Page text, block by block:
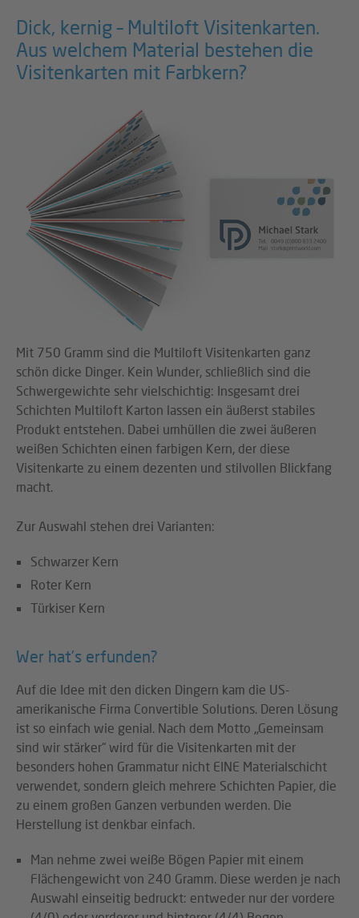
Dick, kernig – Multiloft Visitenkarten.
Aus welchem Material bestehen die
Visitenkarten mit Farbkern?
Mit 750 Gramm sind die Multiloft Visitenkarten ganz
schön dicke Dinger. Kein Wunder, schließlich sind die
Schwergewichte sehr vielschichtig: Insgesamt drei
Schichten Multiloft Karton lassen ein äußerst stabiles
Produkt entstehen. Dabei umhüllen die zwei äußeren
weißen Schichten einen farbigen Kern, der diese
Visitenkarte zu einem dezenten und stilvollen Blickfang
macht.
Zur Auswahl stehen drei Varianten:
Schwarzer Kern
Roter Kern
Türkiser Kern
Wer hat’s erfunden?
Auf die Idee mit den dicken Dingern kam die US-
amerikanische Firma Convertible Solutions. Deren Lösung
ist so einfach wie genial. Nach dem Motto „Gemeinsam
sind wir stärker“ wird für die Visitenkarten mit der
besonders hohen Grammatur nicht EINE Materialschicht
verwendet, sondern gleich mehrere Schichten Papier, die
zu einem großen Ganzen verbunden werden. Die
Herstellung ist denkbar einfach.
Man nehme zwei weiße Bögen Papier mit einem
Flächengewicht von 240 Gramm. Diese werden je nach
Auswahl einseitig bedruckt: entweder nur der vordere